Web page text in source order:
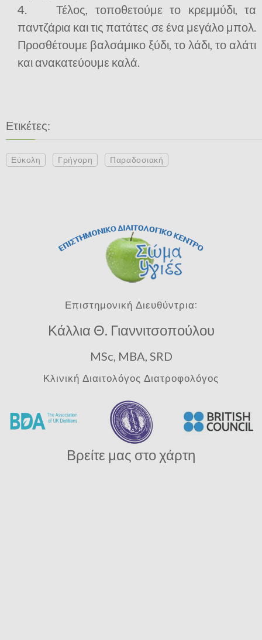
4. Τέλος, τοποθετούμε το κρεμμύδι, τα
παντζάρια και τις πατάτες σε ένα μεγάλο μπολ.
Προσθέτουμε βαλσάμικο ξύδι, το λάδι, το αλάτι
και ανακατεύουμε καλά.
Ετικέτες:
Εύκολη Γρήγορη Παραδοσιακή
Επιστημονική Διευθύντρια:
Κάλλια Θ. Γιαννιτσοπούλου
MSc, MBA, SRD
Κλινική Διαιτολόγος Διατροφολόγος
Βρείτε μας στο χάρτη